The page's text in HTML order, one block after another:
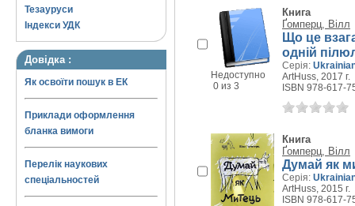
Тезауруси
Індекси УДК
Довідка :
Як освоїти пошук в ЕК
Приклади оформлення
бланка вимоги
Перелік наукових
спеціальностей
Недоступно
0 из 3
Книга
Ґомперц, Вілл
Що це
одній
Серія:
ArtHuss, 2017 г.
ISBN 978-617-
Книга
Ґомперц, Вілл
Думай як
Серія:
ArtHuss, 2015 г.
ISBN 978-617-